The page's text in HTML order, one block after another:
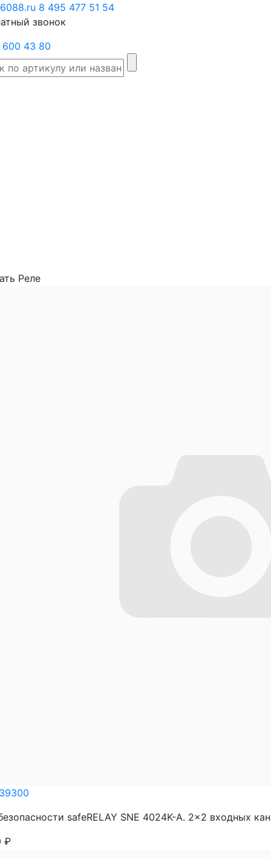
8 495 477 51 54
звонок
43 80
Реле
safeRELAY SNE 4024K-A. 2x2 входных
₽
Заказать
звонок